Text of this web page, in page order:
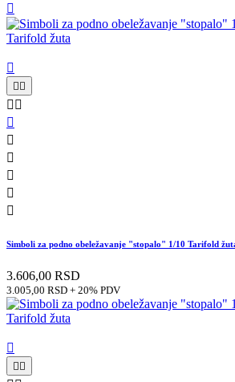


 
 






Simboli za podno obeležavanje "stopalo" 1/10 Tarifold
3.606,00 RSD
3.005,00 RSD + 20% PDV

 